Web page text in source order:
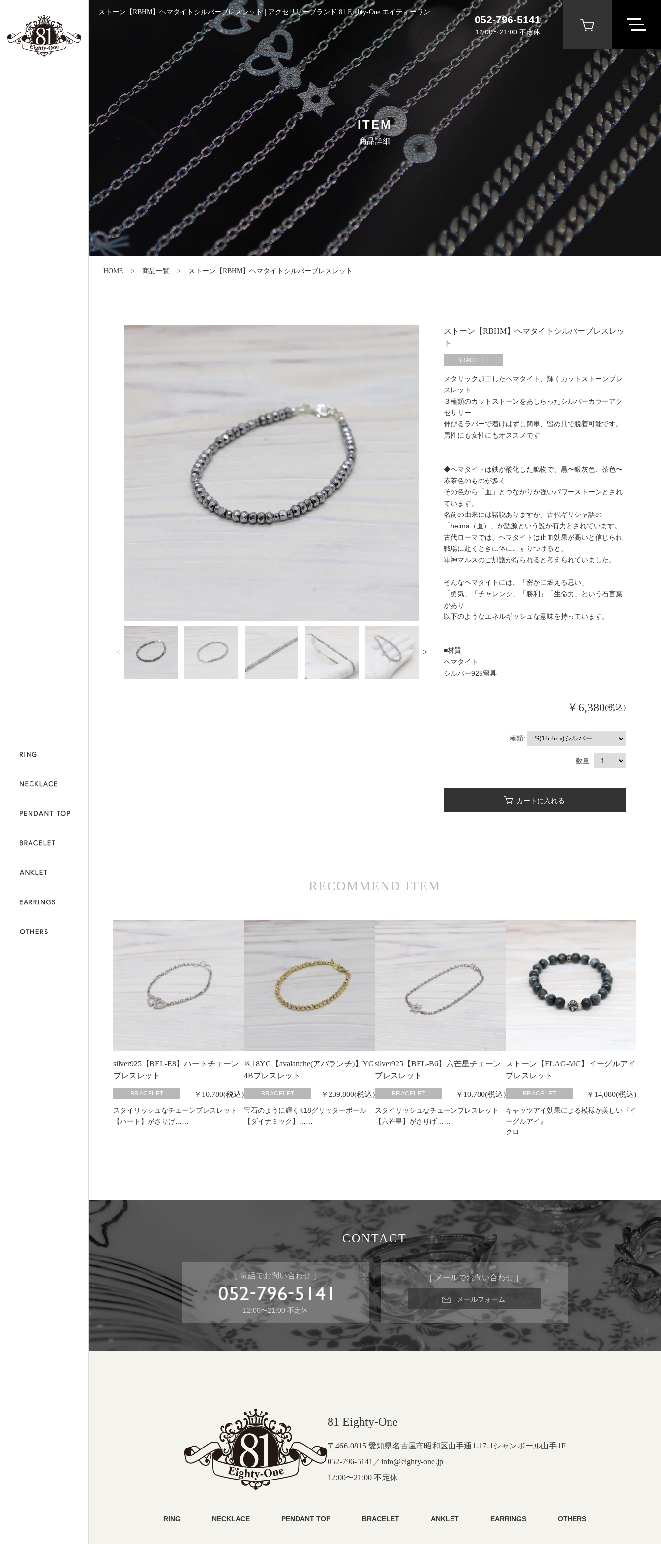
ストーン【RBHM】ヘマタイトシルバーブレスレット | アクセサリーブランド 81 Eighty-One エイティーワン
052-796-5141
12:00〜21:00 不定休
商品詳細
HOME 商品一覧 ストーン【RBHM】ヘマタイトシルバーブレスレット
ストーン【RBHM】ヘマタイトシルバーブレスレッ
ト
BRACELET
メタリック加工したヘマタイト、輝くカットストーンブレ
スレット
３種類のカットストーンをあしらったシルバーカラーアク
セサリー
伸びるラバーで着けはずし簡単、留め具で脱着可能です。
男性にも女性にもオススメです
◆ヘマタイトは鉄が酸化した鉱物で、黒〜銀灰色、茶色〜
赤茶色のものが多く
その色から「血」とつながりが強いパワーストーンとされ
ています。
名前の由来には諸説ありますが、古代ギリシャ語の
「heima（血）」が語源という説が有力とされています。
古代ローマでは、ヘマタイトは止血効果が高いと信じられ
戦場に赴くときに体にこすりつけると、
軍神マルスのご加護が得られると考えられていました。
そんなヘマタイトには、「密かに燃える思い」
「勇気」「チャレンジ」「勝利」「生命力」という石言葉
があり
以下のようなエネルギッシュな意味を持っています。
■材質
ヘマタイト
シルバー925留具
￥6,380(税込)
種類:
数量:
RECOMMEND ITEM
silver925【BEL-E8】ハートチェーン
ブレスレット
BRACELET ￥10,780(税込)
スタイリッシュなチェーンブレスレット
【ハート】がさりげ……
Ｋ18YG【avalanche(アバランチ)】YG
4Bブレスレット
BRACELET ￥239,800(税込)
宝石のように輝くK18グリッターボール
【ダイナミック】……
silver925【BEL-B6】六芒星チェーン
ブレスレット
BRACELET ￥10,780(税込)
スタイリッシュなチェーンブレスレット
【六芒星】がさりげ……
ストーン【FLAG-MC】イーグルアイ
ブレスレット
BRACELET ￥14,080(税込)
キャッツアイ効果による模様が美しい『イ
ーグルアイ』
クロ……
CONTACT
［ 電話でお問い合わせ ］
12:00〜21:00 不定休
［ メールでお問い合わせ ］
メールフォーム
81 Eighty-One
〒466-0815愛知県名古屋市昭和区山手通1-17-1 シャンボール山手1F
052-796-5141／info@eighty-one.jp
12:00〜21:00 不定休
RING NECKLACE PENDANT TOP BRACELET ANKLET EARRINGS OTHERS